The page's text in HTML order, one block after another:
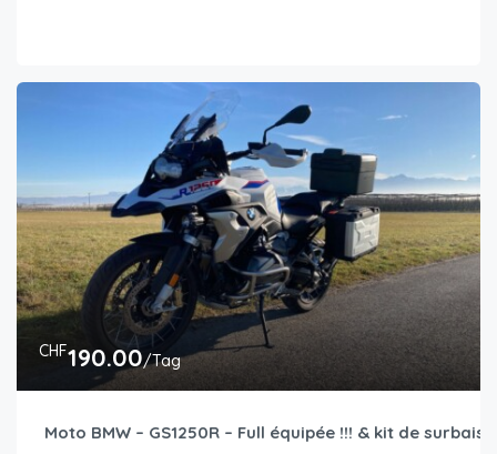
CHF190.00/Tag
Moto BMW – GS1250R – Full équipée !!! & kit de